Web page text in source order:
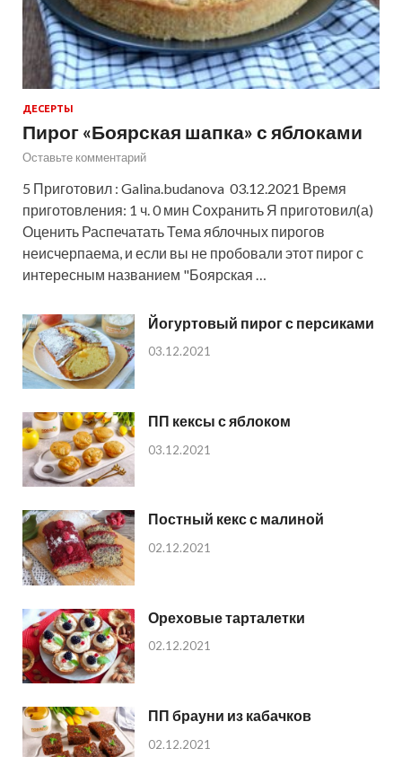
ДЕСЕРТЫ
Пирог «Боярская шапка» с яблоками
Оставьте комментарий
5 Приготовил : Galina.budanova 03.12.2021 Время
приготовления: 1 ч. 0 мин Сохранить Я приготовил(а)
Оценить Распечатать Тема яблочных пирогов
неисчерпаема, и если вы не пробовали этот пирог с
интересным названием "Боярская …
Йогуртовый пирог с персиками
03.12.2021
ПП кексы с яблоком
03.12.2021
Постный кекс с малиной
02.12.2021
Ореховые тарталетки
02.12.2021
ПП брауни из кабачков
02.12.2021